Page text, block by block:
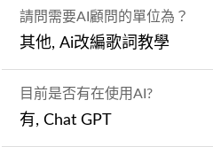
請問需要AI顧問的單位為？
其他, Ai改編歌詞教學
目前是否有在使用AI?
有, Chat GPT